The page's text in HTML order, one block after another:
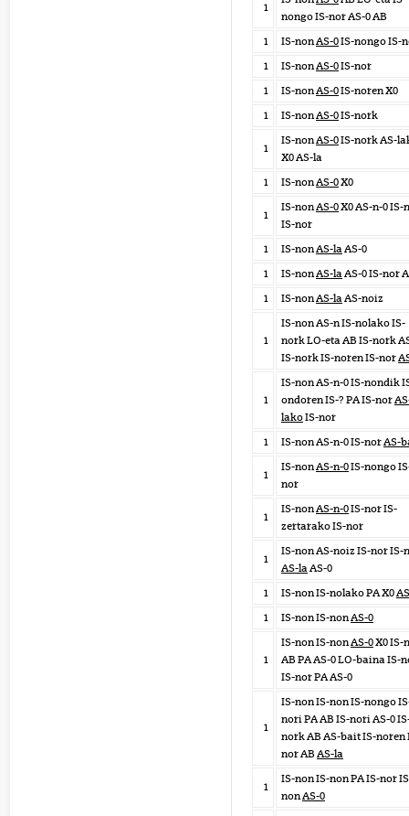
1
nongo IS-nor AS-0 AB
1
IS-nonAS-0IS-nongo IS-
1
IS-nonAS-0IS-nor
1
IS-nonAS-0IS-noren X0
1
IS-nonAS-0IS-nork
1
IS-nonAS-0IS-nork AS-
X0 AS-la
1
IS-nonAS-0X0
1
IS-nonAS-0X0 AS-n-0 IS-
IS-nor
1
IS-nonAS-laAS-0
1
IS-nonAS-laAS-0 IS-nor
1
IS-nonAS-laAS-noiz
1
IS-non AS-n IS-nolako IS-
nork LO-eta AB IS-nork
IS-nork IS-noren IS-nor
1
IS-non AS-n-0 IS-nondik
ondoren IS-? PA IS-nor
lakoIS-nor
1
IS-non AS-n-0 IS-norAS-
1
IS-nonAS-n-0IS-nongo
nor
1
IS-nonAS-n-0IS-nor IS-
zertarako IS-nor
1
IS-non AS-noiz IS-nor IS-
AS-laAS-0
1
IS-non IS-nolako PA X0
1
IS-non IS-nonAS-0
1
IS-non IS-nonAS-0X0 IS-
AB PA AS-0 LO-baina IS-
IS-nor PA AS-0
1
IS-non IS-non IS-nongo
nori PA AB IS-nori AS-0
nork AB AS-bait IS-noren
nor AB AS-la
1
IS-non IS-non PA IS-nor
nonAS-0